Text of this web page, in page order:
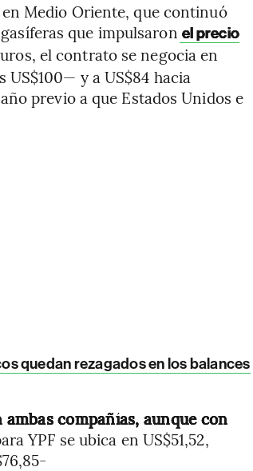
Medio Oriente, que continuó
que impulsaron el precio
el contrato se negocia en
y a US$84 hacia
previo a que Estados Unidos e
quedan rezagados en los balances
compañías, aunque con
YPF se ubica en US$51,52,